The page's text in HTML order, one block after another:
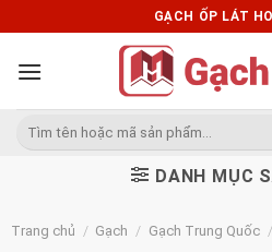
to
content
GẠCH ỐP LÁT
Tìm
DANH MỤC
Trang chủ / Gạch / Gạch Trung Quốc /